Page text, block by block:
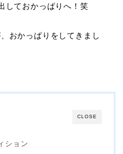
しておかっぱりへ！笑
おかっぱりをしてきまし
CLOSE
ション